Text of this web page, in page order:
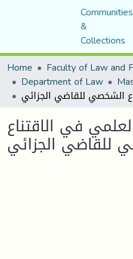
Communities
&
Collections
Home
Department of Law
في الاقتناع
للقاضي الجزائي